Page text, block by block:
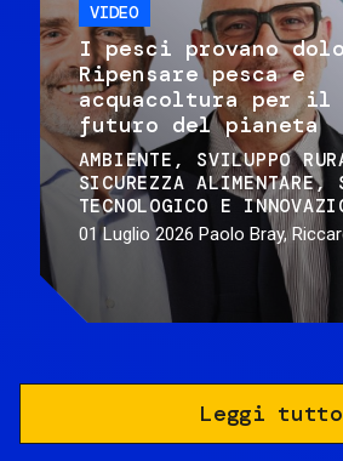
VIDEO
I pesci provano
Ripensare pesca e
acquacoltura per il
futuro del pianeta
AMBIENTE
SVILUPPO
SICUREZZA ALIMENTARE
TECNOLOGICO E
01 Luglio 2026 Paolo Bray,
Leggi tutto